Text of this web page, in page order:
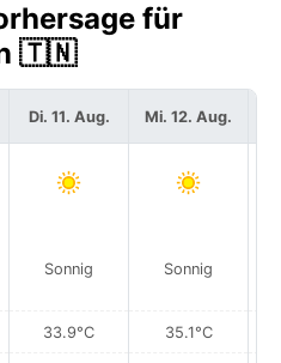
für
🇹🇳
Di. 11. Aug.
Sonnig
33.9°C
Mi. 12. Aug.
Sonnig
35.1°C